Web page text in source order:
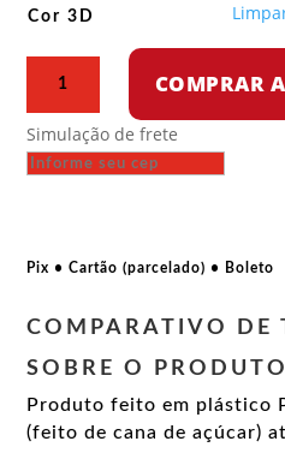
Cor 3D
Francisco
quantidade
COMPRAR
Simulação de frete
Pix • Cartão (parcelado) • Boleto
COMPARATIVO DE
SOBRE O PRODUTO
Produto feito em plástico
(feito de cana de açúcar)